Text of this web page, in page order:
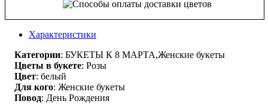
Характеристики
Категории: БУКЕТЫ К 8 МАРТА,Женские букеты
Цветы в букете: Розы
Цвет: белый
Для кого: Женские букеты
Повод: День Рождения